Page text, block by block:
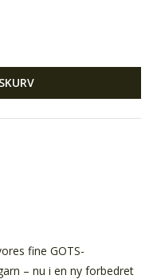
fine GOTS-
– nu i en ny forbedret